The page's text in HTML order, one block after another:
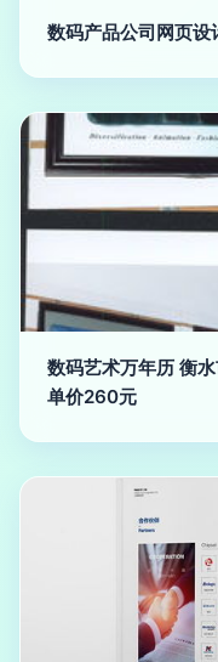
数码产品公司网页
数码艺术万年历 衡
单价260元